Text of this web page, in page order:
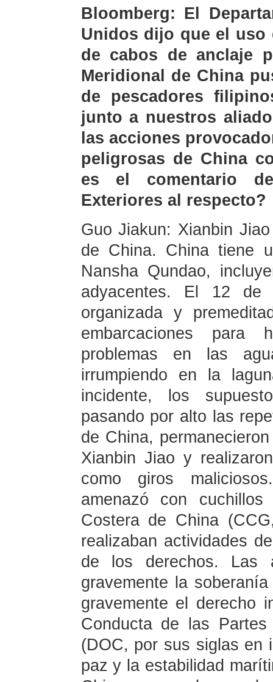
Bloomberg: El
Unidos dijo que el uso
de cabos de anclaje
Meridional de China
de pescadores
junto a nuestros
las acciones
peligrosas de China
es el comentario
Exteriores al respecto?
Guo Jiakun: Xianbin
de China. China tiene
Nansha Qundao,
adyacentes. El 12 de
organizada y
embarcaciones para
problemas en las
irrumpiendo en la
incidente, los
pasando por alto las
de China,
Xianbin Jiao y
como giros
amenazó con
Costera de China
realizaban actividades
de los derechos. Las
gravemente la
gravemente el derecho
Conducta de las
(DOC, por sus siglas en
paz y la estabilidad